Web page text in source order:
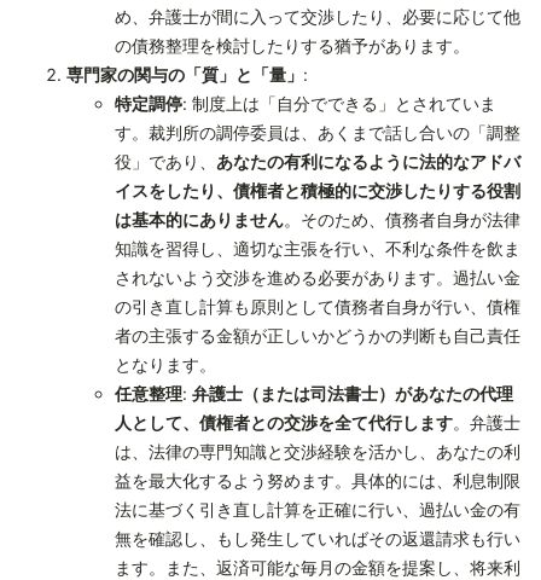
め、弁護士が間に入って交渉したり、必要に応じて他
の債務整理を検討したりする猶予があります。
専門家の関与の「質」と「量」 :
特定調停: 制度上は「自分でできる」とされていま
す。裁判所の調停委員は、あくまで話し合いの「調整
役」であり、 あなたの有利になるように法的なアドバ
イスをしたり、債権者と積極的に交渉したりする役割
は基本的にありません。そのため、債務者自身が法律
知識を習得し、適切な主張を行い、不利な条件を飲ま
されないよう交渉を進める必要があります。過払い金
の引き直し計算も原則として債務者自身が行い、債権
者の主張する金額が正しいかどうかの判断も自己責任
となります。
任意整理: 弁護士（または司法書士）があなたの代理
人として、債権者との交渉を全て代行します。弁護士
は、法律の専門知識と交渉経験を活かし、あなたの利
益を最大化するよう努めます。具体的には、利息制限
法に基づく引き直し計算を正確に行い、過払い金の有
無を確認し、もし発生していればその返還請求も行い
ます。また、返済可能な毎月の金額を提案し、将来利